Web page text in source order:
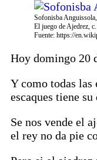
Sofonisba Anguissola,
El juego de Ajedrez,
Fuente: https://
Hoy domingo 20
Y como todas las
escaques tiene
Se nos vende el
el rey no da pie